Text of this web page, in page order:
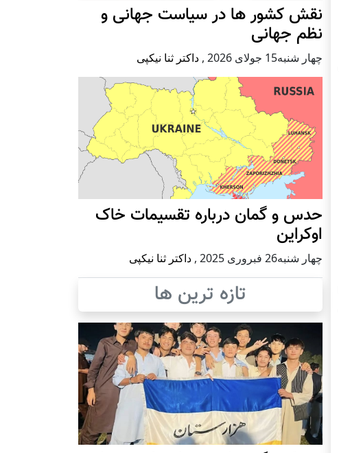
نقش کشور ها در سیاست جهانی و
نظم جهانی
چهار شنبه15 جولای 2026 , داکتر ثنا نیکپی
حدس و گمان درباره تقسیمات خاک
اوکراین
چهار شنبه26 فبروری 2025 , داکتر ثنا نیکپی
تازه ترین ها